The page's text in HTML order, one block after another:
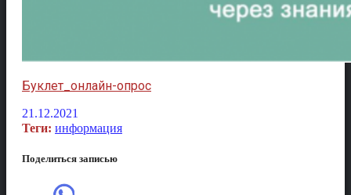
Буклет_онлайн-опрос
21.12.2021
Теги: информация
Поделиться записью